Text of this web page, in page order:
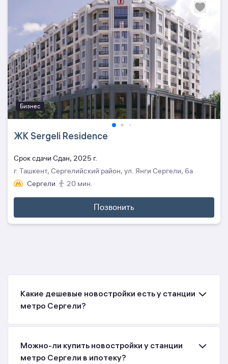
Бизнес
ЖК Sergeli Residence
Cрок сдачи Сдан, 2025 г.
г. Ташкент, Сергелийский район, ул. Янги Сергели, 6a
Сергели
20 мин.
Позвонить
Какие дешевые новостройки есть у станции
метро Сергели?
Можно-ли купить новостройки у станции
метро Сергели в ипотеку?